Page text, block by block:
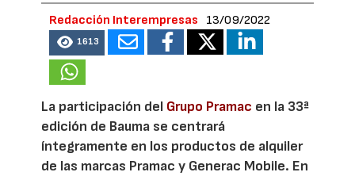
Redacción Interempresas 13/09/2022
1613
La participación del Grupo Pramac en la 33ª
edición de Bauma se centrará
íntegramente en los productos de alquiler
de las marcas Pramac y Generac Mobile. En